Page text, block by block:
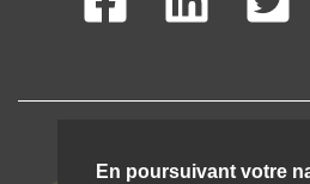
En poursuivant votre